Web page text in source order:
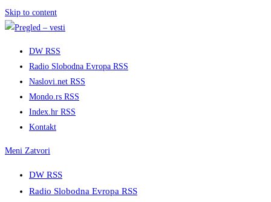
Skip to content
DW RSS
Radio Slobodna Evropa RSS
Naslovi.net RSS
Mondo.rs RSS
Index.hr RSS
Kontakt
Meni Zatvori
DW RSS
Radio Slobodna Evropa RSS